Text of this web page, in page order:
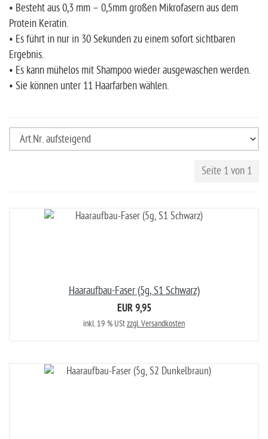
• Besteht aus 0,3 mm – 0,5mm großen Mikrofasern aus dem
Protein Keratin.
• Es führt in nur in 30 Sekunden zu einem sofort sichtbaren
Ergebnis.
• Es kann mühelos mit Shampoo wieder ausgewaschen werden.
• Sie können unter 11 Haarfarben wählen.
Seite 1 von 1
Haaraufbau-Faser (5g, S1 Schwarz)
EUR 9,95
inkl. 19 % UStzzgl. Versandkosten